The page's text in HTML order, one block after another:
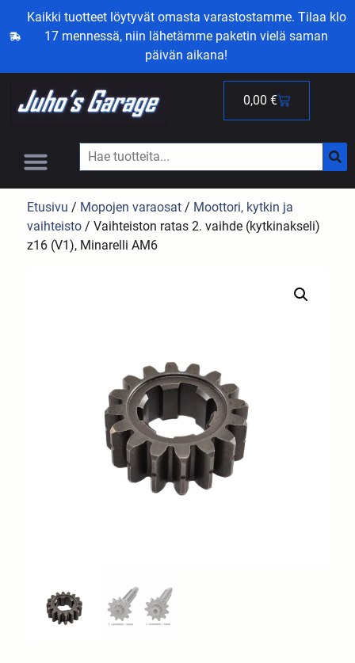
Kaikki tuotteet löytyvät omasta varastostamme. Tilaa klo
17 mennessä, niin lähetämme paketin vielä saman
päivän aikana!
0,00 €
Etusivu / Mopojen varaosat / Moottori, kytkin ja
vaihteisto / Vaihteiston ratas 2. vaihde (kytkinakseli)
z16 (V1), Minarelli AM6